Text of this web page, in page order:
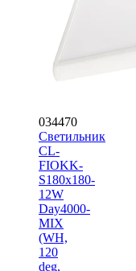
034470
Светильник
CL-
FIOKK-
S180x180-
12W
Day4000-
MIX
(WH,
120
deg,